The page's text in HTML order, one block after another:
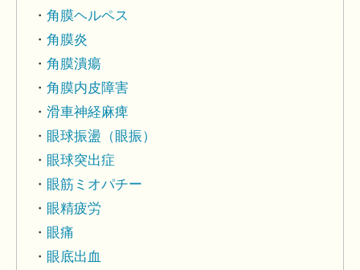
角膜ヘルペス
角膜炎
角膜潰瘍
角膜内皮障害
滑車神経麻痺
眼球振盪（眼振）
眼球突出症
眼筋ミオパチー
眼精疲労
眼痛
眼底出血